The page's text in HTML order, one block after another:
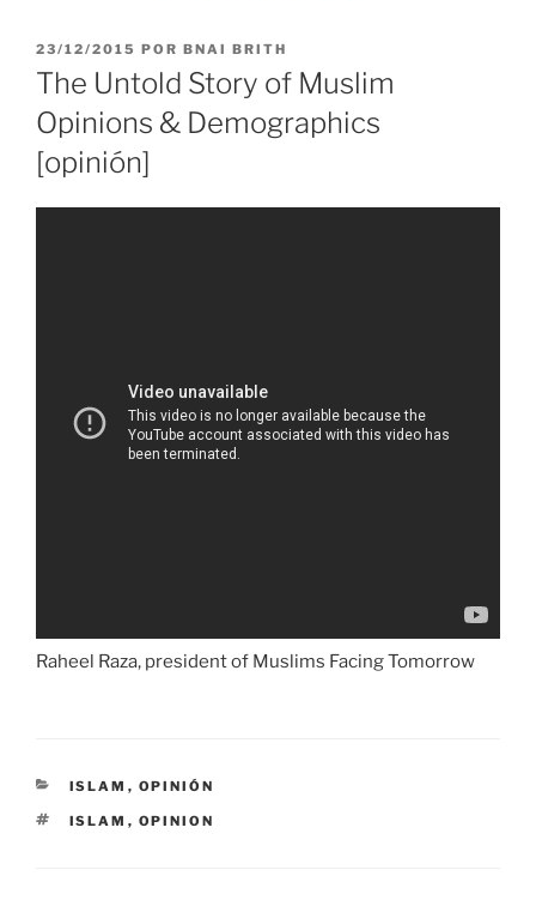
PUBLICADO
EL
23/12/2015 POR BNAI BRITH
The Untold Story of Muslim
Opinions & Demographics
[opinión]
Raheel Raza, president of Muslims Facing Tomorrow
CATEGORÍAS
ISLAM , OPINIÓN
ETIQUETAS
ISLAM , OPINION